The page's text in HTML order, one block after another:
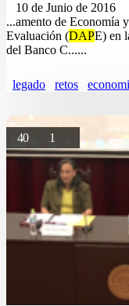
10 de Junio de 2016
...amento de Economía
Evaluación (DAPE) en
del Banco C......
legado retos
40 1